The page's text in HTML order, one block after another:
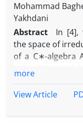
Mohammad
Yakhdani
Abstract
In [4],
the space of
of a C∗-algebra
an operator
representations
more
View Article